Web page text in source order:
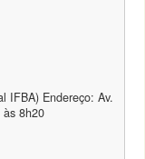
IFBA) Endereço: Av.
às 8h20